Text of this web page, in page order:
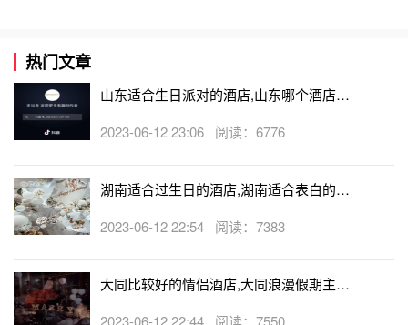
热门文章
山东适合生日派对的酒店,山东哪个酒店有
2023-06-12 23:06 阅读：6776
湖南适合过生日的酒店,湖南适合表白的酒
2023-06-12 22:54 阅读：7383
大同比较好的情侣酒店,大同浪漫假期主题
2023-06-12 22:44 阅读：7550